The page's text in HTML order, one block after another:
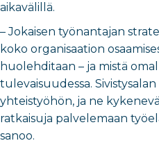
aikavälillä.
– Jokaisen työnantajan
koko organisaation
huolehditaan – ja mistä
tulevaisuudessa.
yhteistyöhön, ja ne
ratkaisuja palvelemaan
sanoo.